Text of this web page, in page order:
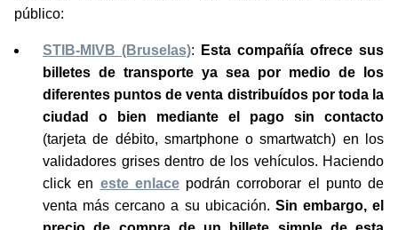
público:
STIB-MIVB (Bruselas):
Esta compañía ofrece sus
billetes de transporte ya sea por medio de los
diferentes puntos de venta distribuídos por toda la
ciudad o bien mediante el pago sin contacto
(tarjeta de débito, smartphone o smartwatch) en los
validadores grises dentro de los vehículos. Haciendo
click en este enlacepodrán corroborar el punto de
venta más cercano a su ubicación. Sin embargo, el